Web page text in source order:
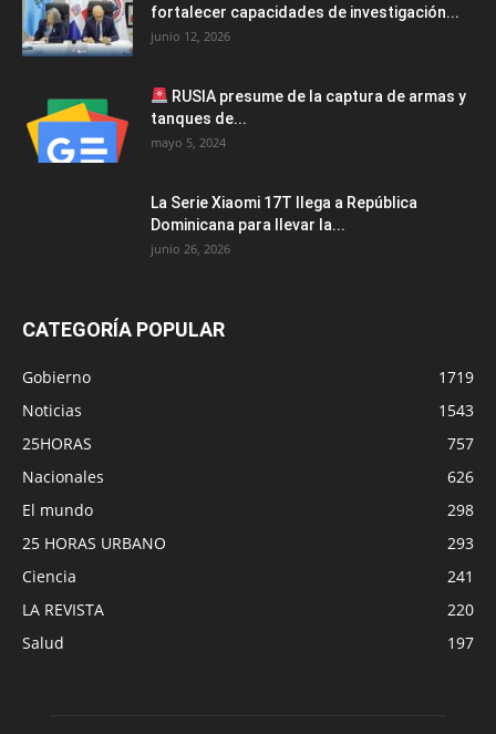
fortalecer capacidades de investigación...
junio 12, 2026
RUSIA presume de la captura de armas y
tanques de...
mayo 5, 2024
La Serie Xiaomi 17T llega a República
Dominicana para llevar la...
junio 26, 2026
CATEGORÍA POPULAR
Gobierno
1719
Noticias
1543
25HORAS
757
Nacionales
626
El mundo
298
25 HORAS URBANO
293
Ciencia
241
LA REVISTA
220
Salud
197